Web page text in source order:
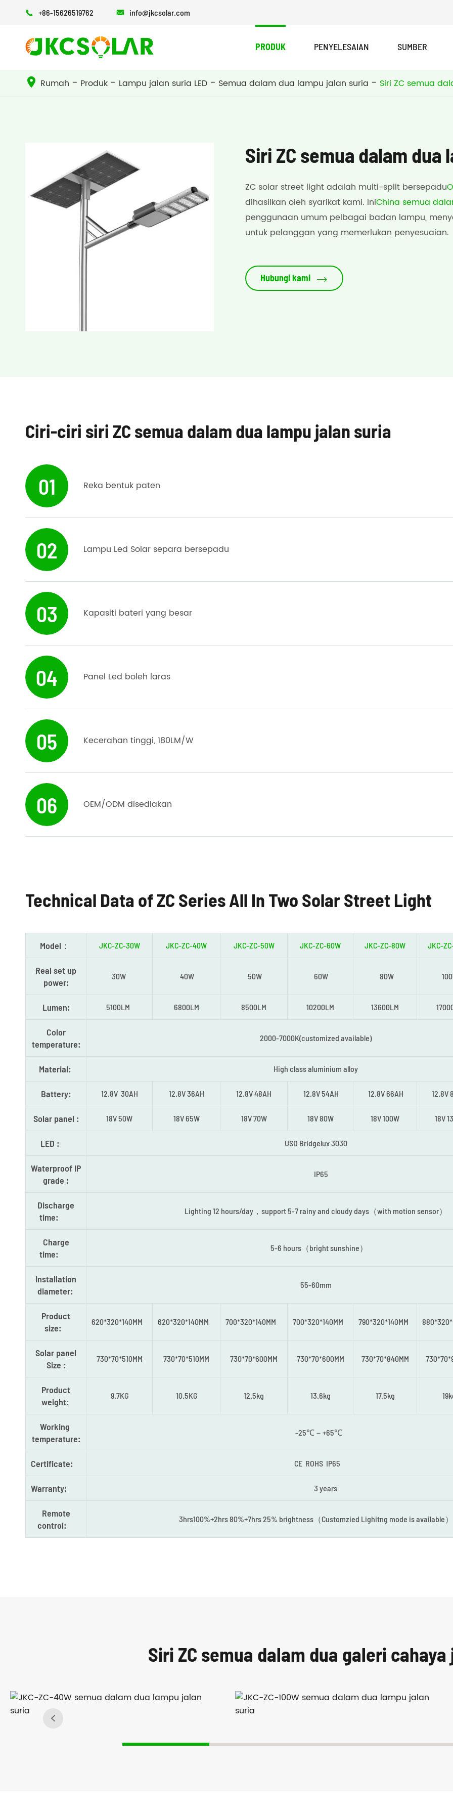
 +86-15626519762  info@jkcsolar.com
PRODUK PENYELESAIAN SUMBER
Rumah Produk Lampu jalan suria LED Semua dalam dua lampu jalan suria Siri ZC semua
Siri ZC semua dalam dua
ZC solar street light adalah multi-split bersepadu
dihasilkan oleh syarikat kami. IniChina semua
penggunaan umum pelbagai badan lampu,
untuk pelanggan yang memerlukan penyesuaian.
Hubungi kami 
Ciri-ciri siri ZC semua dalam dua lampu jalan suria
01 Reka bentuk paten
02 Lampu Led Solar separa bersepadu
03 Kapasiti bateri yang besar
04 Panel Led boleh laras
05 Kecerahan tinggi, 180LM/W
06 OEM/ODM disediakan
Technical Data of ZC Series All In Two Solar Street Light
Model： JKC-ZC-30W JKC-ZC-40W JKC-ZC-50W JKC-ZC-60W JKC-ZC-80W JKC-
Real set up
power:
30W 40W 50W 60W 80W
Lumen: 5100LM 6800LM 8500LM 10200LM 13600LM
Color
temperature:
2000-7000K(customized available)
Material: High class aluminium alloy
Battery: 12.8V 30AH 12.8V 36AH 12.8V 48AH 12.8V 54AH 12.8V 66AH 12.8V
Solar panel : 18V 50W 18V 65W 18V 70W 18V 80W 18V 100W 18V
LED : USD Bridgelux 3030
Waterproof IP
grade :
IP65
Discharge
time:
Lighting 12 hours/day，support 5-7 rainy and cloudy days（with motion sensor）
Charge
time:
5-6 hours（bright sunshine）
Installation
diameter:
55-60mm
Product
size:
620*320*140MM 620*320*140MM 700*320*140MM 700*320*140MM 790*320*140MM
Solar panel
Size :
730*70*510MM 730*70*510MM 730*70*600MM 730*70*600MM 730*70*840MM
Product
weight:
9.7KG 10.5KG 12.5kg 13.6kg 17.5kg
Working
temperature:
-25℃－+65℃
Certificate: CE ROHS IP65
Warranty: 3 years
Remote
control:
3hrs100%+2hrs 80%+7hrs 25% brightness（Customzied Lighitng mode is available）
Siri ZC semua dalam dua galeri
